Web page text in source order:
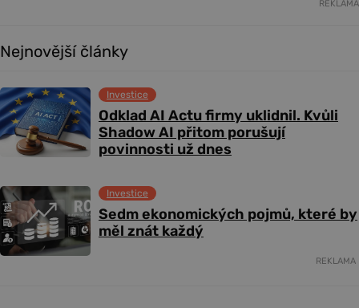
REKLAMA
Nejnovější články
Odklad AI Actu firmy uklidnil. Kvůli
Shadow AI přitom porušují
povinnosti už dnes
Investice
Sedm ekonomických pojmů, které by
měl znát každý
Investice
REKLAMA